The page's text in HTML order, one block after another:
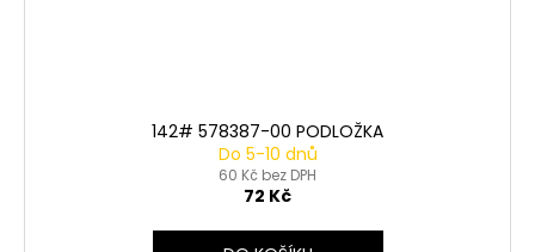
142# 578387-00 PODLOŽKA
Do 5-10 dnů
60 Kč bez DPH
72 Kč